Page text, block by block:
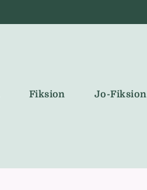
Fiksion Jo-Fiksion